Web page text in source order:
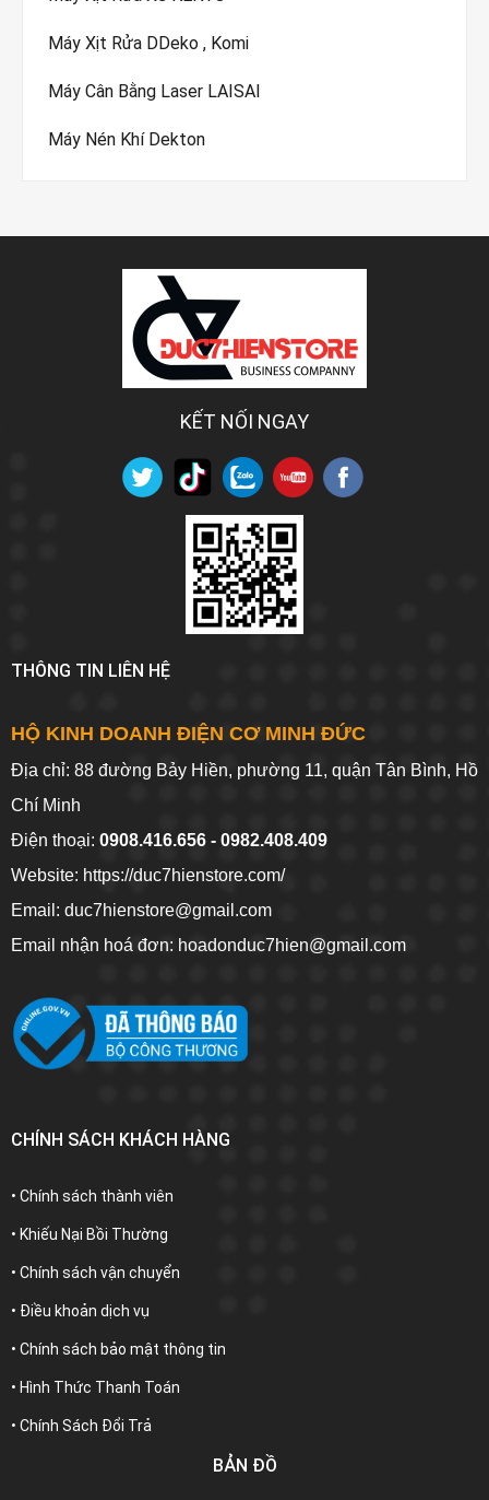
Máy Xịt Rửa DDeko , Komi
Máy Cân Bằng Laser LAISAI
Máy Nén Khí Dekton
KẾT NỐI NGAY
THÔNG TIN LIÊN HỆ
HỘ KINH DOANH ĐIỆN CƠ MINH ĐỨC
Địa chỉ: 88 đường Bảy Hiền, phường 11, quận Tân Bình, Hồ
Chí Minh
Điện thoại: 0908.416.656 - 0982.408.409
Website: https://duc7hienstore.com/
Email: duc7hienstore@gmail.com
Email nhận hoá đơn: hoadonduc7hien@gmail.com
CHÍNH SÁCH KHÁCH HÀNG
• Chính sách thành viên
• Khiếu Nại Bồi Thường
• Chính sách vận chuyển
• Điều khoản dịch vụ
• Chính sách bảo mật thông tin
• Hình Thức Thanh Toán
• Chính Sách Đổi Trả
BẢN ĐỒ